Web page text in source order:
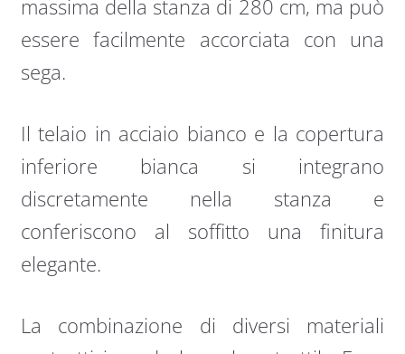
massima della stanza di 280 cm, ma può
essere facilmente accorciata con una
sega.
Il telaio in acciaio bianco e la copertura
inferiore bianca si integrano
discretamente nella stanza e
conferiscono al soffitto una finitura
elegante.
La combinazione di diversi materiali